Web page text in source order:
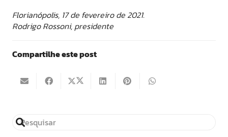
Florianópolis, 17 de fevereiro de 2021.
Rodrigo Rossoni, presidente
Compartilhe este post